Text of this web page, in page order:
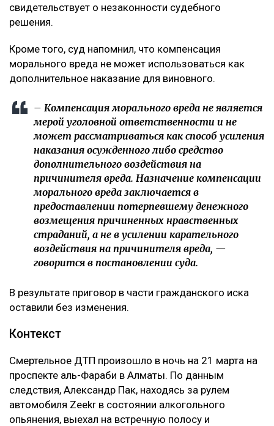
свидетельствует о незаконности судебного
решения.
Кроме того, суд напомнил, что компенсация
морального вреда не может использоваться как
дополнительное наказание для виновного.
– Компенсация морального вреда не является
мерой уголовной ответственности и не
может рассматриваться как способ усиления
наказания осужденного либо средство
дополнительного воздействия на
причинителя вреда. Назначение компенсации
морального вреда заключается в
предоставлении потерпевшему денежного
возмещения причиненных нравственных
страданий, а не в усилении карательного
воздействия на причинителя вреда, —
говорится в постановлении суда.
В результате приговор в части гражданского иска
оставили без изменения.
Контекст
Смертельное ДТП произошло в ночь на 21 марта на
проспекте аль-Фараби в Алматы. По данным
следствия, Александр Пак, находясь за рулем
автомобиля Zeekr в состоянии алкогольного
опьянения, выехал на встречную полосу и